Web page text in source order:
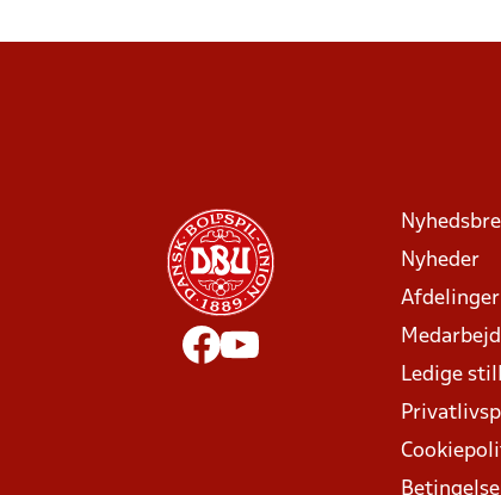
Nyheder
Afdelinger
Ledige